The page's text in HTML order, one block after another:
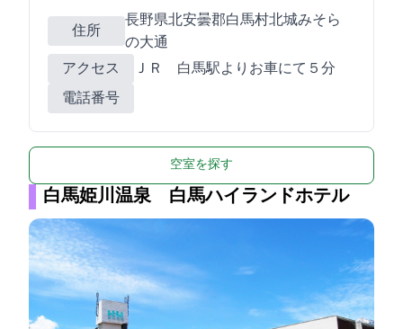
住所
長野県北安曇郡白馬村北城みそら
の大通831
アクセス
ＪＲ 白馬駅よりお車にて５分
電話番号
空室を探す
白馬姫川温泉 白馬ハイランドホテル